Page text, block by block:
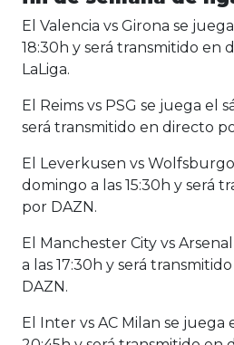
El Valencia vs Girona se
18:30h y será transmitido en
LaLiga.
El Reims vs PSG se juega el
será transmitido en directo
El Leverkusen vs
domingo a las 15:30h y será
por DAZN.
El Manchester City vs
a las 17:30h y será
DAZN.
El Inter vs AC Milan se juega